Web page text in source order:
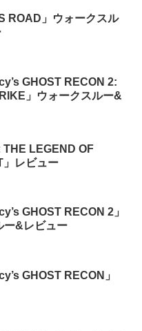
ROAD」ウォークスル
GHOST RECON 2:
」ウォークスルー&
THE LEGEND OF
レビュー
GHOST RECON 2」
ー&レビュー
GHOST RECON」